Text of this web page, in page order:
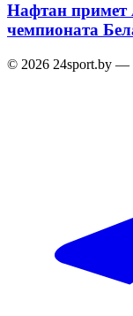
Нафтан примет
чемпионата
© 2026 24sport.by —